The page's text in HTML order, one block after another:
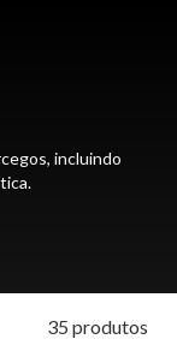
incluindo
35 produtos